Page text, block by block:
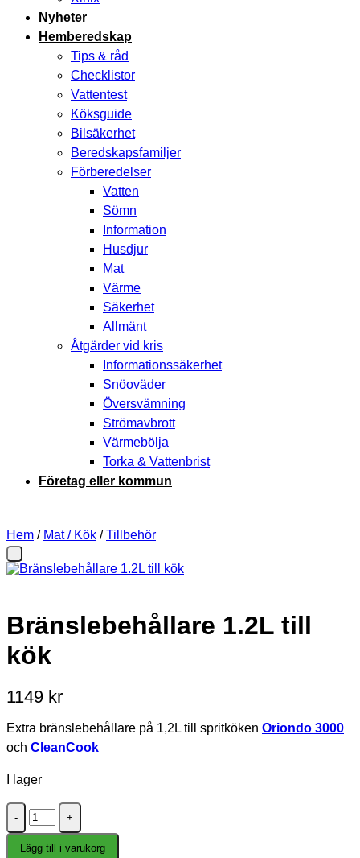
Nyheter
Hemberedskap
Tips & råd
Checklistor
Vattentest
Köksguide
Bilsäkerhet
Beredskapsfamiljer
Förberedelser
Vatten
Sömn
Information
Husdjur
Mat
Värme
Säkerhet
Allmänt
Åtgärder vid kris
Informationssäkerhet
Snöoväder
Översvämning
Strömavbrott
Värmebölja
Torka & Vattenbrist
Företag eller kommun
Hem / Mat / Kök / Tillbehör
Bränslebehållare 1.2L till
kök
1149 kr
Extra bränslebehållare på 1,2L till spritköken Oriondo 3000
och CleanCook
I lager
Bränslebehållare
1.2L
till
kök
Lägg till i varukorg